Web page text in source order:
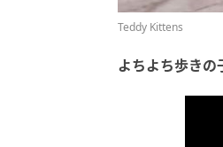
Teddy Kittens
よちよち歩きの